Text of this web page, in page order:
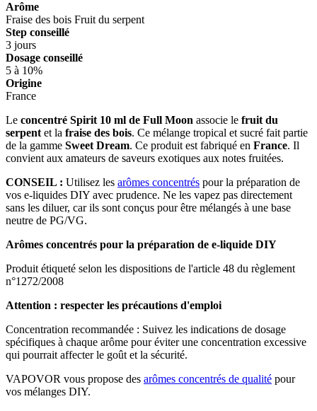
Arôme
Fraise des bois Fruit du serpent
Step conseillé
3 jours
Dosage conseillé
5 à 10%
Origine
France
Le concentré Spirit 10 ml de Full Moon associe le fruit du
serpentet la fraise des bois. Ce mélange tropical et sucré fait partie
de la gamme Sweet Dream. Ce produit est fabriqué en France. Il
convient aux amateurs de saveurs exotiques aux notes fruitées.
CONSEIL : Utilisez les arômes concentrés pour la préparation de
vos e-liquides DIY avec prudence. Ne les vapez pas directement
sans les diluer, car ils sont conçus pour être mélangés à une base
neutre de PG/VG.
Arômes concentrés pour la préparation de e-liquide DIY
Produit étiqueté selon les dispositions de l'article 48 du règlement
n°1272/2008
Attention : respecter les précautions d'emploi
Concentration recommandée : Suivez les indications de dosage
spécifiques à chaque arôme pour éviter une concentration excessive
qui pourrait affecter le goût et la sécurité.
VAPOVOR vous propose des arômes concentrés de qualité pour
vos mélanges DIY.